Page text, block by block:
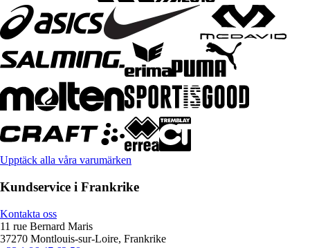
Upptäck alla våra varumärken
Kundservice i Frankrike
Kontakta oss
11 rue Bernard Maris
37270 Montlouis-sur-Loire, Frankrike